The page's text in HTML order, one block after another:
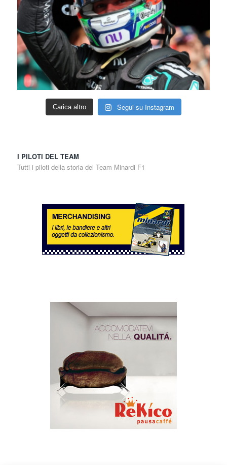
Carica altro Segui su Instagram
I PILOTI DEL TEAM
Tutti i piloti della storia del Team Minardi F1